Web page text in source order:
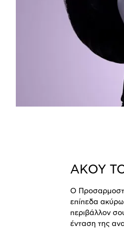
ΑΚΟΥ
Ο
επίπεδα
περιβάλλον
ένταση της